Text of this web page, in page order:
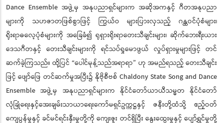
Dance Ensemble အဖွဲ့မှ အနုပညာရှင်များက အဆိုအကနှင့် ဂီတအနုပညာ
များကို သဟဇာတဖြစ်စွာဖြင့် ကြွယ်ဝ များပြားလှသည့် ဂန္ထဝင်ပုံစံများ၊
ရိုးရာဓလေ့ပုံစံများကို အခြေခံ၍ ရုရှားရိုးရာတေးသီချင်းများ၊ ဆိုက်ဘေးရီးယား
ဒေသဂီတနှင့် တေးသီချင်းများကို ရင်သပ်ရှုမောဖွယ် လှုပ်ရှားမှုများဖြင့် တင်
ဆက်ခဲ့ကြသည်။ ထို့ပြင် “ပေါင်မုန့်သည်အရာရာ” ဟု အမည်ရသည့် တေးသီချင်း
ဖြင့် ဖျော်ဖြေ တင်ဆက်မှုအပြီး၌ နိုဗိုစီဗစ် Chaldony State Song and Dance
Ensemble အဖွဲ့မှ အနုပညာရှင်များက နိုင်ငံတော်ယာယီသမ္မတ နိုင်ငံတော်
လုံခြုံရေးနှင့်အေးချမ်းသာယာရေးကော်မရှင်ဥက္ကဋ္ဌနှင့် ဇနီးတို့ထံသို့ ဧည့်ဝတ်
ကျေပွန်မှုနှင့် ခင်မင်ရင်းနှီးမှုတို့ကို ကျေးဇူး တင်ရှိပြီး နွေးထွေးမှုနှင့် ပျော်ရွှင်မှုတို့